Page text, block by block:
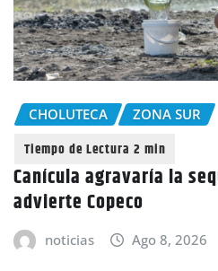
CHOLUTECA ZONA SUR
Canícula agravaría la
advierte Copeco
noticias Ago 8, 2026